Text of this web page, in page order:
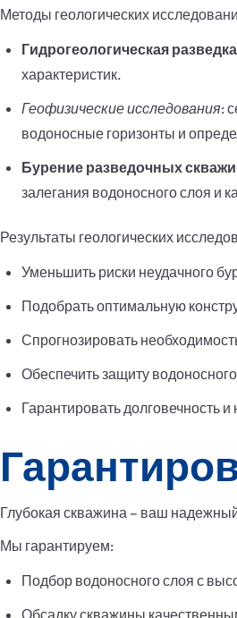
Методы геологических
Гидрогеологическая разведка
характеристик.
Геофизические исследования:
водоносные горизонты и
Бурение разведочных
залегания водоносного слоя и
Результаты геологических
Уменьшить риски неудачного
Подобрать оптимальную
Спрогнозировать
Обеспечить защиту
Гарантировать долговечность
Глубокая скважина – ваш
Мы гарантируем:
Подбор водоносного слоя с
Обсадку скважины